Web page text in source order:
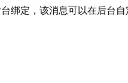
绑定，该消息可以在后台自